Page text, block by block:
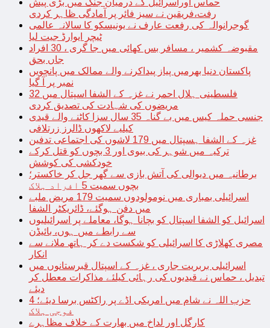
حماس اوراسرائیل کے درمیان جنگ میں بڑی پیش
رفت،فریقین نے سیز فائر پر آمادگی ظاہر کردی
گوجرانوالہ کی رفعت عارف نے یونیسکو کا سالانہ عالمی
ٹیچر ایوارڈ جیت لیا
مقبوضہ کشمیر ، مسافر بس کھائی میں جا گری ، 30 افراد
جاں بحق
پاکستان دنیا بھرمیں پیاز پیداکرنے والے ممالک میں پانچویں
نمبر پر آ گیا
فلسطینی ہلال احمر نے غزہ کے الشفا اسپتال میں 32
مریضوں کی شہادت کی تصدیق کردی
جنسی حملہ کیس میں بے گناہ 35 سال سزا کاٹنے والے قیدی
کیلیے لاکھوں ڈالرز زرتلافی
غزہ کے الشفا ہسپتال میں 179 لاشوں کی اجتماعی تدفین
ترکیہ میں شوہر کی بیوی اور 3 بچوں کو قتل کرکے
خودکشی کی کوشش
برطانیہ میں دیوالی کی آتش بازی سے گھر جل کر خاکستر؛
بچوں سمیت 5 افراد ہلاک
اسرائیلی بمباری میں نومولودوں سمیت 179 مریض ملبے
میں دفن ہوگئے، ڈائریکٹر الشفا
اسرائیل کو الشفا اسپتال کو بچانا ہوگا، معاملے پر اسرائیلیوں
سے رابطے میں ہوں، بائیڈن
مصری کھلاڑی کا اسرائیلی کو شکست دے کر ہاتھ ملانے سے
انکار
اسرائیلی بربریت جاری ، غزہ کے اسپتال قبرستانوں میں
تبدیل ، حماس نے قیدیوں کی رہائی کیلئے مذاکرات معطل کر
دیئے
حزب اللہ نے شام میں امریکی اڈے پر راکٹس برسا دیئے؛ 4
فوجی ہلاک
کارگل اور لداخ میں بھارت کے خلاف مظاہرے